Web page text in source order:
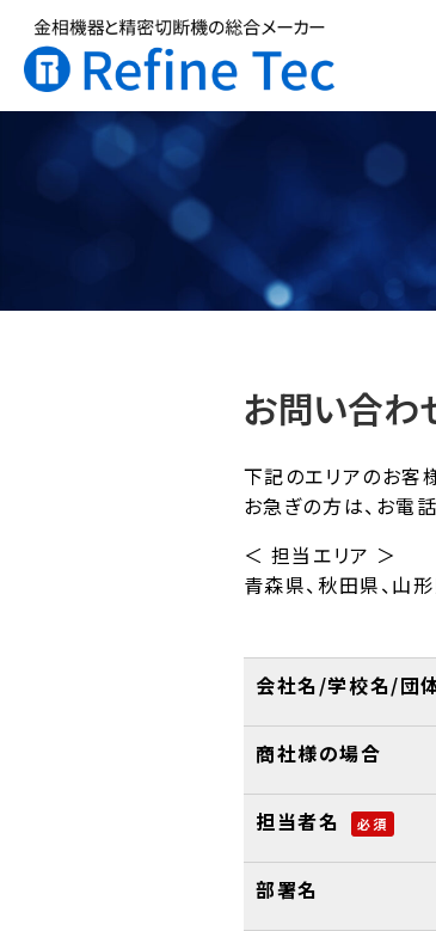
お問い合わ
下記のエリアのお客
お急ぎの方は、お電
＜ 担当エリア ＞
青森県、秋田県、山
会社名/学校名/団
商社様の場合
担当者名 必須
部署名